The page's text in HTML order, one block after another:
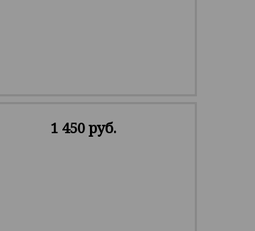
1 450 руб.